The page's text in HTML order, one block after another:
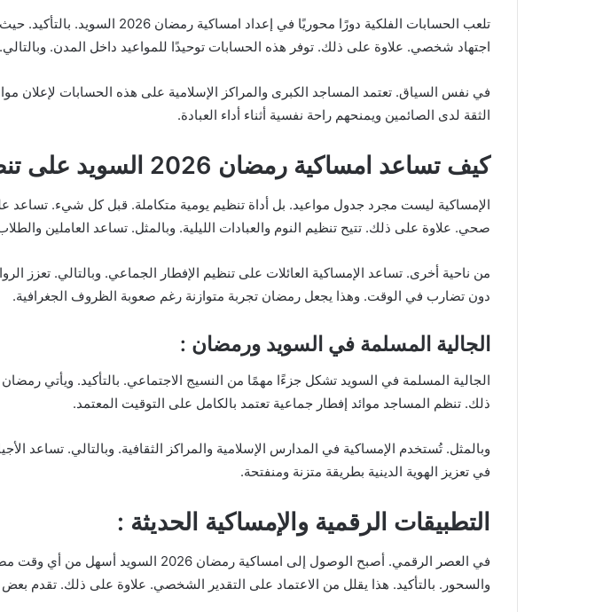
تلعب الحسابات الفلكية دورًا
اجتهاد شخصي. علاوة على ذلك. توفر هذه الحسابات توحيدًا للمواعيد داخل المدن. وبالتالي.
في نفس السياق. تعتمد المساجد الكبرى والمراكز الإسلامية على هذه الحسابات لإعلان
الثقة لدى الصائمين ويمنحهم راحة نفسية أثناء أداء العبادة.
كيف تساعد امساكية رمضان 2026 السويد على تنظيم الحياة اليومية :
الإمساكية ليست مجرد جدول مواعيد. بل أداة تنظيم يومية متكاملة. قبل كل شيء. تساعد
صحي. علاوة على ذلك. تتيح تنظيم النوم والعبادات الليلية. وبالمثل. تساعد العاملين
من ناحية أخرى. تساعد الإمساكية العائلات على تنظيم الإفطار الجماعي. وبالتالي. تعزز
دون تضارب في الوقت. وهذا يجعل رمضان تجربة متوازنة رغم صعوبة الظروف الجغرافية.
الجالية المسلمة في السويد ورمضان :
الجالية المسلمة في السويد تشكل جزءًا مهمًا من النسيج الاجتماعي. بالتأكيد. ويأتي
ذلك. تنظم المساجد موائد إفطار جماعية تعتمد بالكامل على التوقيت المعتمد.
وبالمثل. تُستخدم الإمساكية في المدارس الإسلامية والمراكز الثقافية. وبالتالي. تساعد
في تعزيز الهوية الدينية بطريقة متزنة ومنفتحة.
التطبيقات الرقمية والإمساكية الحديثة :
في العصر الرقمي. أصبح الوصول إلى
والسحور. بالتأكيد. هذا يقلل من الاعتماد على التقدير الشخصي. علاوة على ذلك. تقدم